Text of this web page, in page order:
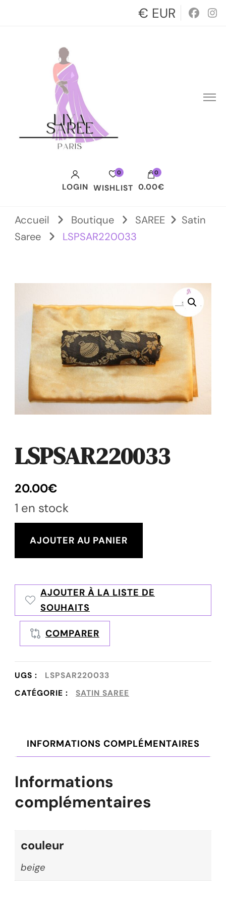
€ EUR
LOGIN
0
WISHLIST
0
0.00€
Votre panier est vide.
Accueil Boutique SAREE
Satin
Saree
LSPSAR220033
LSPSAR220033
20.00€
1 en stock
quantité
de
AJOUTER AU PANIER
AJOUTER À LA LISTE DE
SOUHAITS
COMPARER
UGS :
LSPSAR220033
CATÉGORIE :
SATIN SAREE
INFORMATIONS COMPLÉMENTAIRES
Informations
complémentaires
couleur
beige